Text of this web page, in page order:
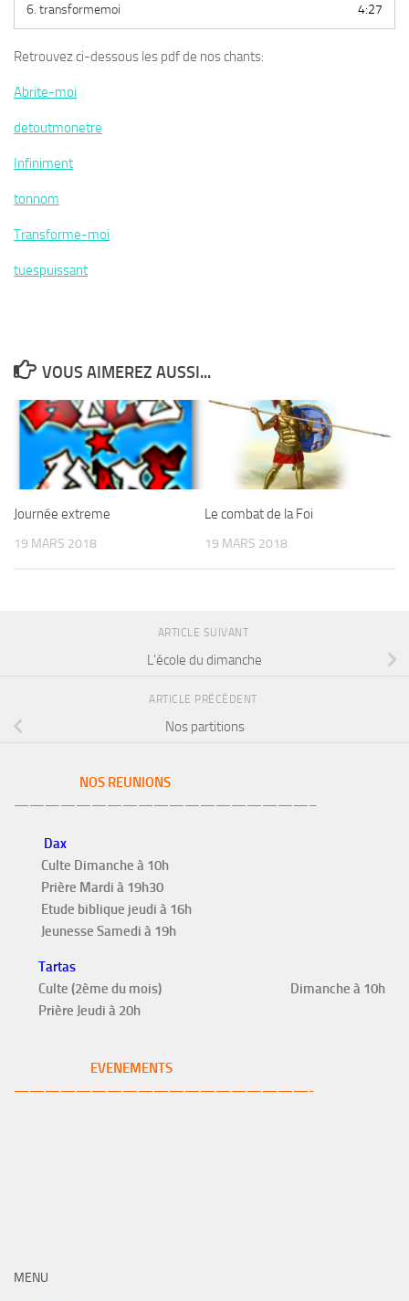
6. transformemoi 4:27
Retrouvez ci-dessous les pdf de nos chants:
Abrite-moi
detoutmonetre
Infiniment
tonnom
Transforme-moi
tuespuissant
VOUS AIMEREZ AUSSI...
Journée extreme
19 MARS 2018
Le combat de la Foi
19 MARS 2018
ARTICLE SUIVANT
L’école du dimanche
ARTICLE PRÉCÉDENT
Nos partitions
NOS REUNIONS
———————————————————–
Dax
Culte Dimanche à 10h
Prière Mardi à 19h30
Etude biblique jeudi à 16h
Jeunesse Samedi à 19h
Tartas
Culte (2ème du mois) Dimanche à 10h
Prière Jeudi à 20h
EVENEMENTS
———————————————————-
MENU